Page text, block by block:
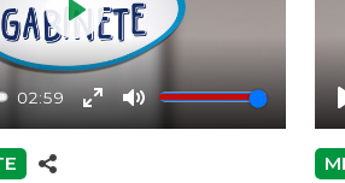
02:59
EnterMute
Play